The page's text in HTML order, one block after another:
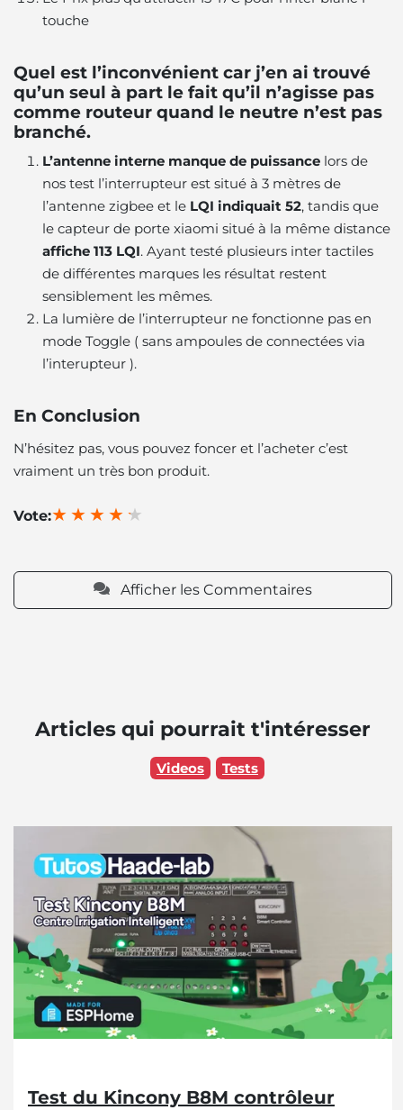
touche
Quel est l’inconvénient car j’en ai trouvé
qu’un seul à part le fait qu’il n’agisse pas
comme routeur quand le neutre n’est pas
branché.
L’antenne interne manque de puissance lors de
nos test l’interrupteur est situé à 3 mètres de
l’antenne zigbee et le LQI indiquait 52, tandis que
le capteur de porte xiaomi situé à la même distance
affiche 113 LQI. Ayant testé plusieurs inter tactiles
de différentes marques les résultat restent
sensiblement les mêmes.
La lumière de l’interrupteur ne fonctionne pas en
mode Toggle ( sans ampoules de connectées via
l’interupteur ).
En Conclusion
N’hésitez pas, vous pouvez foncer et l’acheter c’est
vraiment un très bon produit.
Vote:
Afficher les Commentaires
Articles qui pourrait t'intéresser
Videos Tests
Test du Kincony B8M contrôleur